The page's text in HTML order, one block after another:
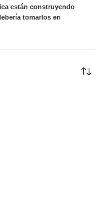
están construyendo
tomarlos en